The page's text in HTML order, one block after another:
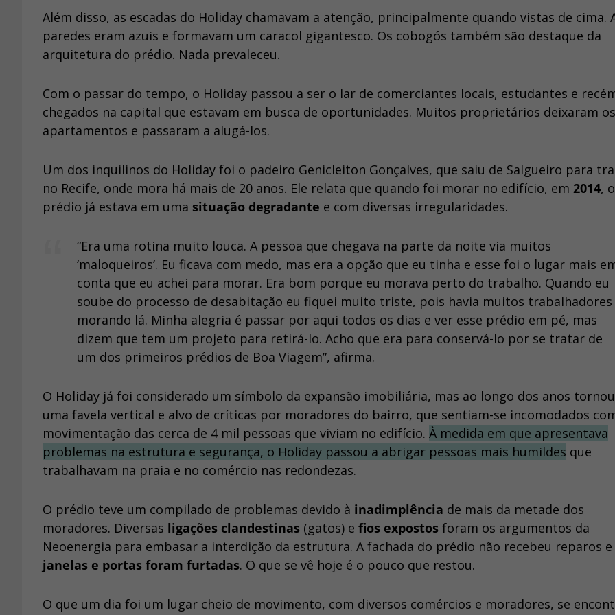
Além disso, as escadas do Holiday chamavam a atenção, principalmente quando vistas de cima.
paredes eram azuis e formavam um caracol gigantesco. Os cobogós também são destaque da
arquitetura do prédio. Nada prevaleceu.
Com o passar do tempo, o Holiday passou a ser o lar de comerciantes locais, estudantes e
chegados na capital que estavam em busca de oportunidades. Muitos proprietários deixaram os
apartamentos e passaram a alugá-los.
Um dos inquilinos do Holiday foi o padeiro Genicleiton Gonçalves, que saiu de Salgueiro para
no Recife, onde mora há mais de 20 anos. Ele relata que quando foi morar no edifício, em 2014, o
prédio já estava em uma situação degradante e com diversas irregularidades.
“Era uma rotina muito louca. A pessoa que chegava na parte da noite via muitos
‘maloqueiros’. Eu ficava com medo, mas era a opção que eu tinha e esse foi o lugar mais
conta que eu achei para morar. Era bom porque eu morava perto do trabalho. Quando eu
soube do processo de desabitação eu fiquei muito triste, pois havia muitos trabalhadores
morando lá. Minha alegria é passar por aqui todos os dias e ver esse prédio em pé, mas
dizem que tem um projeto para retirá-lo. Acho que era para conservá-lo por se tratar de
um dos primeiros prédios de Boa Viagem”, afirma.
O Holiday já foi considerado um símbolo da expansão imobiliária, mas ao longo dos anos
uma favela vertical e alvo de críticas por moradores do bairro, que sentiam-se incomodados
movimentação das cerca de 4 mil pessoas que viviam no edifício. À medida em que apresentava
problemas na estrutura e segurança, o Holiday passou a abrigar pessoas mais humildes que
trabalhavam na praia e no comércio nas redondezas.
O prédio teve um compilado de problemas devido à inadimplência de mais da metade dos
moradores. Diversas ligações clandestinas (gatos) e fios expostos foram os argumentos da
Neoenergia para embasar a interdição da estrutura. A fachada do prédio não recebeu reparos e
janelas e portas foram furtadas. O que se vê hoje é o pouco que restou.
O que um dia foi um lugar cheio de movimento, com diversos comércios e moradores, se